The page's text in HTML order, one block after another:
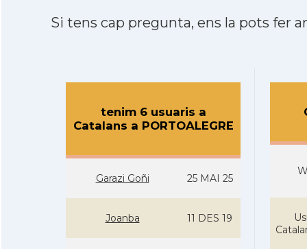
Si tens cap pregunta, ens la pots fer
tenim 6 usuaris a
Catalans a PORTOALEGRE
Garazi Goñi 25 MAI 25
Joanba 11 DES 19